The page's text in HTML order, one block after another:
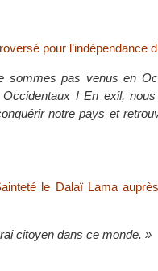
pour l’indépendance
sommes pas venus en
! En exil,
notre pays et
le Dalaï Lama
citoyen dans ce monde. »